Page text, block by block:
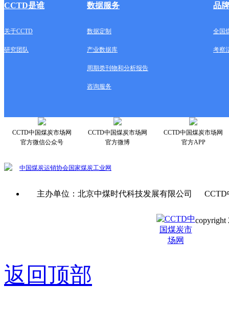
CCTD是谁 数据服务 品
关于CCTD 数据定制 全国
研究团队 产业数据库 考察
周期类刊物和分析报告
咨询服务
CCTD中国煤炭市场网
官方微信公众号
CCTD中国煤炭市场网
官方微博
CCTD中国煤炭市场网
官方APP
中国煤炭运销协会国家煤炭工业网
主办单位：北京中煤时代科技发展有限公司
copyright
返回顶部